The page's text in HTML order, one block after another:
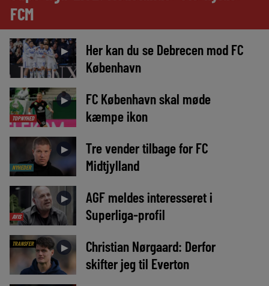
FCM
►
Her kan du se Debrecen mod FC
København
TOPNYHED
►
FC København skal møde
kæmpe ikon
NYHEDER
►
Tre vender tilbage for FC
Midtjylland
AVIS
►
AGF meldes interesseret i
Superliga-profil
TRANSFER ►
Christian Nørgaard: Derfor
skifter jeg til Everton